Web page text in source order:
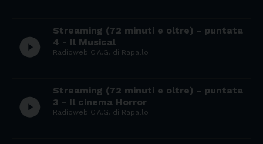
play_circle_filled
Streaming (72 minuti e oltre) - puntata
4 - Il Musical
Radioweb C.A.G. di Rapallo
play_circle_filled
Streaming (72 minuti e oltre) - puntata
3 - Il cinema Horror
Radioweb C.A.G. di Rapallo